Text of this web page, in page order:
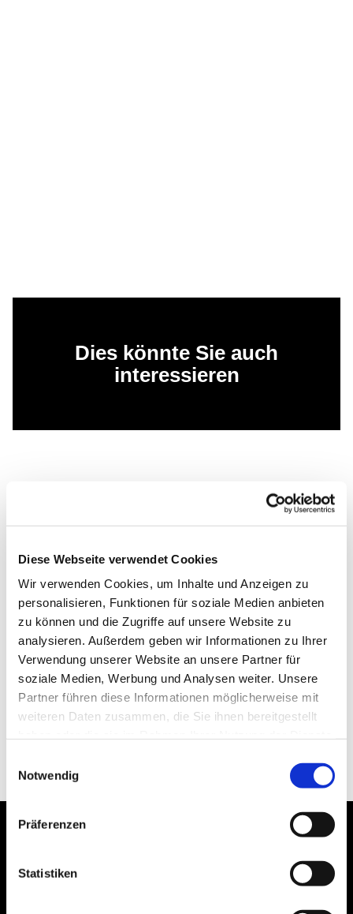
Diese Webseite verwendet Cookies
Wir verwenden Cookies, um Inhalte und Anzeigen zu
personalisieren, Funktionen für soziale Medien anbieten
zu können und die Zugriffe auf unsere Website zu
analysieren. Außerdem geben wir Informationen zu Ihrer
Verwendung unserer Website an unsere Partner für
soziale Medien, Werbung und Analysen weiter. Unsere
Partner führen diese Informationen möglicherweise mit
weiteren Daten zusammen, die Sie ihnen bereitgestellt
Notwendig
Präferenzen
Statistiken
Dies könnte Sie auch
interessieren